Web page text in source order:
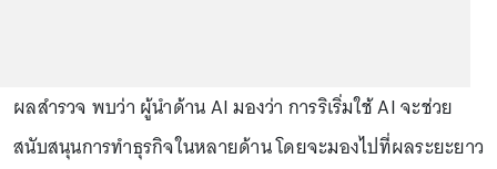
ผลสำรวจ พบว่า ผู้นำด้าน AI มองว่า การริเริ่มใช้ AI จะช่วย
สนับสนุนการทำธุรกิจในหลายด้าน โดยจะมองไปที่ผลระยะยาว